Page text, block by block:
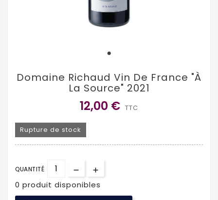
Domaine Richaud Vin De France "À
La Source" 2021
12,00 € TTC
Rupture de stock
QUANTITÉ
0 produit disponibles